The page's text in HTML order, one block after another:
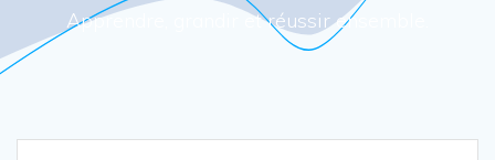
Apprendre, grandir et réussir ensemble.